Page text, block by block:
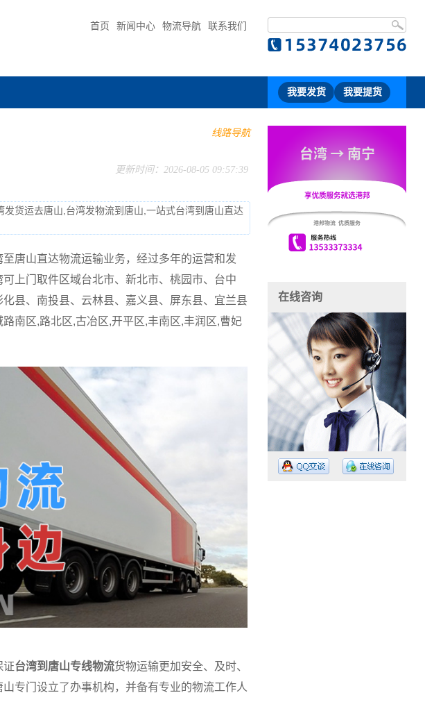
首页 新闻中心 物流导航 联系我们
我要发货 我要提货
线路导航
更新时间：2026-08-05 09:57:39
货运去唐山,台湾发物流到唐山,一站式台湾到唐山直达
唐山直达物流运输业务，经过多年的运营和发
上门取件区域台北市、新北市、桃园市、台中
县、南投县、云林县、嘉义县、屏东县、宜兰县
南区,路北区,古冶区,开平区,丰南区,丰润区,曹妃
证台湾到唐山专线物流货物运输更加安全、及时、
专门设立了办事机构，并备有专业的物流工作人
在线咨询